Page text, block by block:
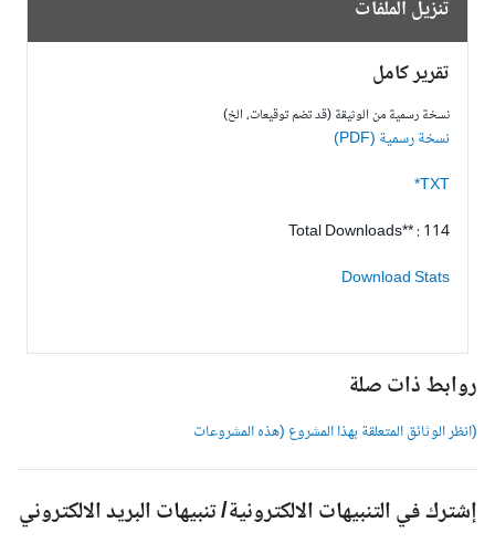
تنزيل الملفات
تقرير كامل
نسخة رسمية من الوثيقة (قد تضم توقيعات، الخ)
نسخة رسمية (PDF)
TXT*
Total Downloads** : 114
Download Stats
روابط ذات صلة
(انظر الوثائق المتعلقة بهذا المشروع (هذه المشروعات
إشترك في التنبيهات الالكترونية/ تنبيهات البريد الالكتروني